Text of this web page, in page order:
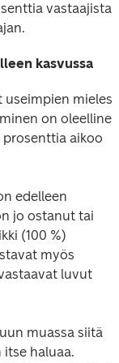
vastaajista
kasvussa
useimpien
on oleellinen
prosenttia aikoo
edelleen
jo ostanut tai
(100 %)
myös
luvut
muassa siitä
haluaa.